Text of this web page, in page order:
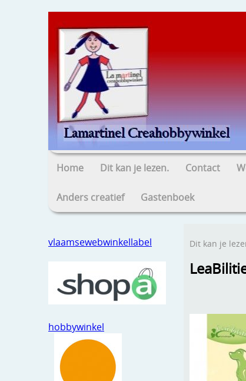
Home Dit kan je lezen. Contact
Anders creatief Gastenboek
vlaamsewebwinkellabel
hobbywinkel
Dit kan je